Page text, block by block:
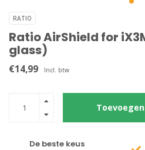
RATIO
Ratio AirShield for
glass)
€14,99 Incl. btw
De beste keus